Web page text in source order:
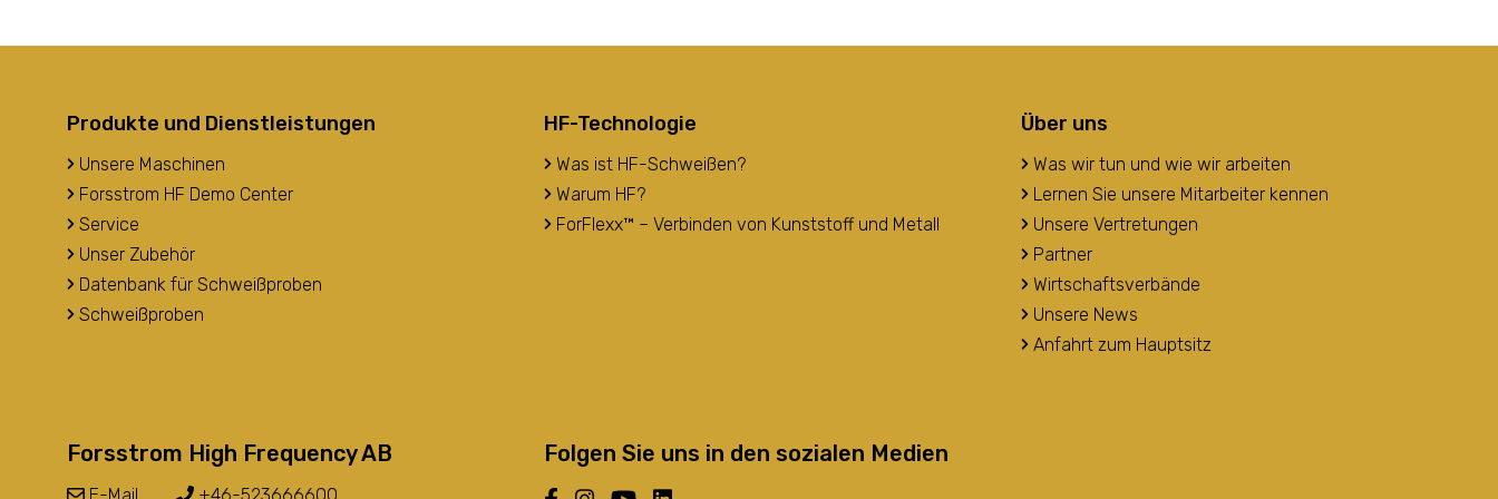
Produkte und Dienstleistungen
Unsere Maschinen
Forsstrom HF Demo Center
Service
Unser Zubehör
Datenbank für Schweißproben
Schweißproben
HF-Technologie
Was ist HF-Schweißen?
Warum HF?
ForFlexx™ – Verbinden von Kunststoff und Metall
Über uns
Was wir tun und wie wir arbeiten
Lernen Sie unsere Mitarbeiter kennen
Unsere Vertretungen
Partner
Wirtschaftsverbände
Unsere News
Anfahrt zum Hauptsitz
Forsstrom High Frequency AB Folgen Sie uns in den sozialen Medien